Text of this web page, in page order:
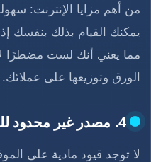
من أهم مزايا الإنترنت:
يمكنك القيام بذلك بنفسك
مما يعني أنك لست مضطرًا
الورق وتوزيعها على عملائك.
4. مصدر غير محدود للمعلومات
لا توجد قيود مادية على